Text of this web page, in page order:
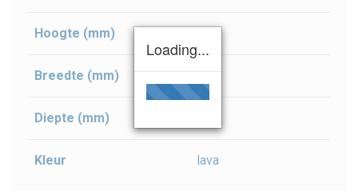
Hoogte (mm)
Breedte (mm) 450
Diepte (mm)
Kleur lava
Loading...